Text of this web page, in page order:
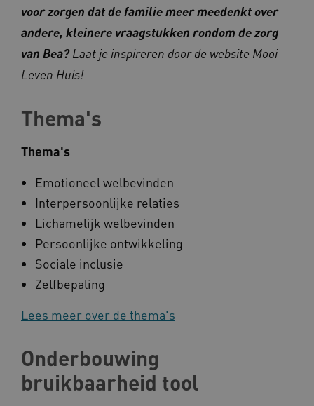
voor zorgen dat de familie meer meedenkt over
andere, kleinere vraagstukken rondom de zorg
van Bea?Laat je inspireren door de website Mooi
Leven Huis!
Thema's
Thema's
Emotioneel welbevinden
Interpersoonlijke relaties
Lichamelijk welbevinden
Persoonlijke ontwikkeling
Sociale inclusie
Zelfbepaling
​Lees meer over de thema's
Onderbouwing
bruikbaarheid tool
CookieScriptConsent
CookieScript
www.kennispleingehandicaptensector.nl
AWSALBCORS
AWSALBCORS
Amazon.com Inc.
a594.kennispleingehandicaptensector.nl